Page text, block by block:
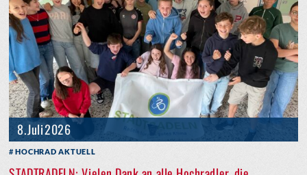
8. Juli 2026
HOCHRAD AKTUELL